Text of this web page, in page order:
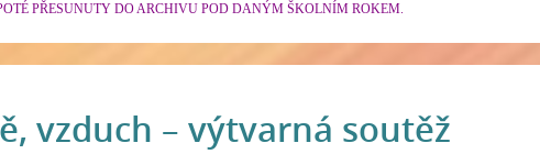
PŘESUNUTY DO ARCHIVU POD DANÝM ŠKOLNÍM ROKEM.
vzduch – výtvarná soutěž